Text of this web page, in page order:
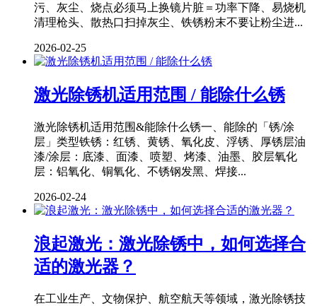
污、灰尘、烧点必须马上换镜片脏＝功率下降、易烧机
清理枪头、散热口扫掉灰尘、铁锈粉末不要让粉尘进...
2026-02-25
激光除锈机适用范围 / 能除什么锈
激光除锈机适用范围&能除什么锈一、能除的「锈/涂
层」类型铁锈：红锈、黄锈、氧化皮、浮锈、厚锈层油
漆/涂层：底漆、面漆、喷塑、烤漆、油墨、胶层氧化
层：铝氧化、铜氧化、不锈钢发黑、焊接...
2026-02-24
浪起激光：激光除锈中，如何选择合
适的激光器？
在工业生产、文物保护、航空航天等领域，激光除锈技